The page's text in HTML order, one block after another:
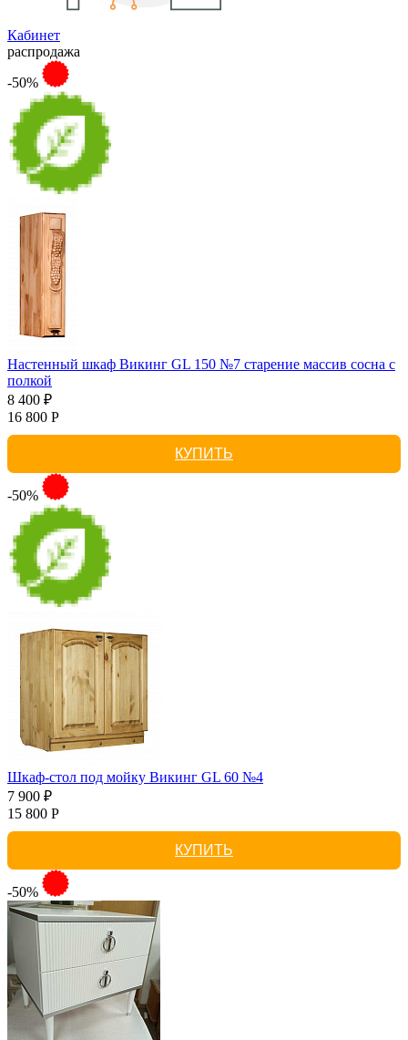
Кабинет
распродажа
-50%
Настенный шкаф Викинг GL 150 №7 старение массив сосна с
полкой
8 400 ₽
16 800 Р
КУПИТЬ
-50%
Шкаф-стол под мойку Викинг GL 60 №4
7 900 ₽
15 800 Р
КУПИТЬ
-50%